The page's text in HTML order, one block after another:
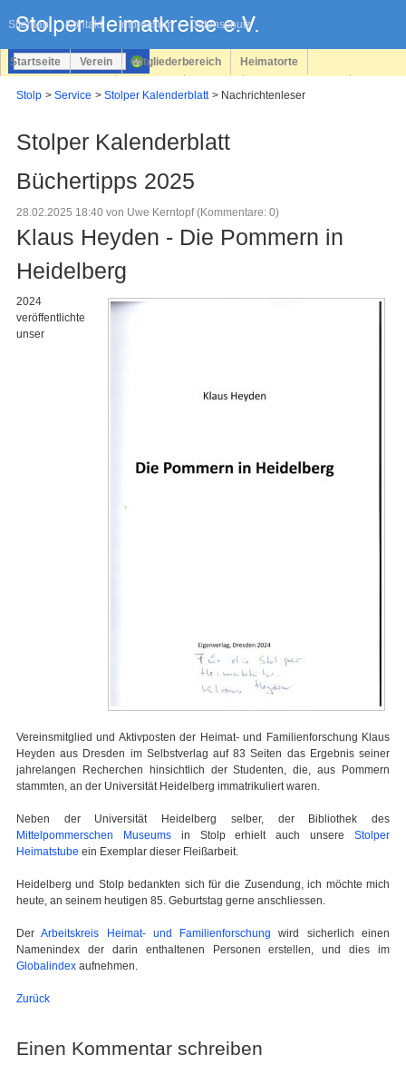
Sitemap Kontakt Impressum Datenschutz
überspringen
Startseite Verein Mitgliederbereich Heimatorte
Stolp Service Stolper Kalenderblatt Nachrichtenleser
Stolper Kalenderblatt
Büchertipps 2025
28.02.2025 18:40 von Uwe Kerntopf (Kommentare: 0)
Klaus Heyden - Die Pommern in
Heidelberg
2024
veröffentlichte
unser
Vereinsmitglied und Aktivposten der Heimat- und Familienforschung Klaus
Heyden aus Dresden im Selbstverlag auf 83 Seiten das Ergebnis seiner
jahrelangen Recherchen hinsichtlich der Studenten, die, aus Pommern
stammten, an der Universität Heidelberg immatrikuliert waren.
Neben der Universität Heidelberg selber, der Bibliothek des
Mittelpommerschen Museumsin Stolp erhielt auch unsereStolper
Heimatstube ein Exemplar dieser Fleißarbeit.
Heidelberg und Stolp bedankten sich für die Zusendung, ich möchte mich
heute, an seinem heutigen 85. Geburtstag gerne anschliessen.
DerArbeitskreis Heimat- und Familienforschungwird sicherlich einen
Namenindex der darin enthaltenen Personen erstellen, und dies im
Globalindex aufnehmen.
Zurück
Einen Kommentar schreiben